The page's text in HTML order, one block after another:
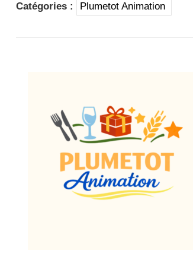
Catégories : Plumetot Animation